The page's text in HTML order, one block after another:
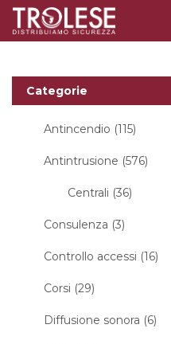
Categorie
Antincendio (115)
Antintrusione (576)
Centrali (36)
Consulenza (3)
Controllo accessi (16)
Corsi (29)
Diffusione sonora (6)